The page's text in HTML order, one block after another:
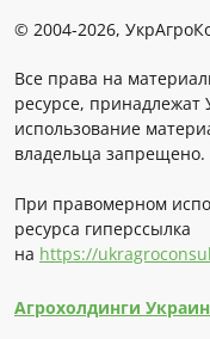
© 2004-2026,
Все права на
ресурсе, принадлежат
использование
владельца запрещено.
При правомерном
ресурса гиперссылка
на https://
Агрохолдинги